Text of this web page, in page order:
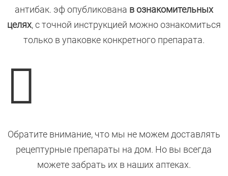
антибак. эф опубликована в ознакомительных
целях, с точной инструкцией можно ознакомиться
только в упаковке конкретного препарата.

Обратите внимание, что мы не можем доставлять
рецептурные препараты на дом. Но вы всегда
можете забрать их в наших аптеках.